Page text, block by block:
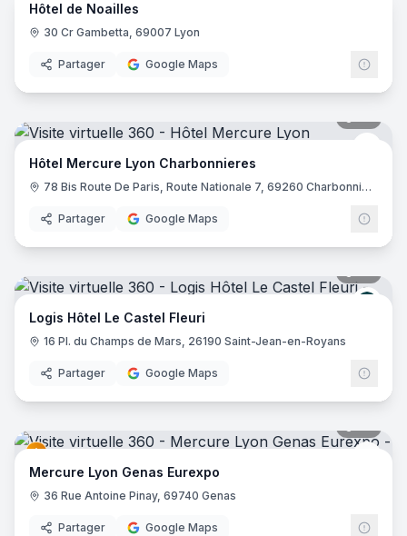
Hôtel de Noailles
30 Cr Gambetta, 69007 Lyon
Partager Google Maps
Hôtel Mercure Lyon Charbonnieres
78 Bis Route De Paris, Route Nationale 7, 69260 Charbonnières-les-Bains
Partager Google Maps
Logis Hôtel Le Castel Fleuri
16 Pl. du Champs de Mars, 26190 Saint-Jean-en-Royans
Partager Google Maps
Mercure Lyon Genas Eurexpo
36 Rue Antoine Pinay, 69740 Genas
Partager Google Maps